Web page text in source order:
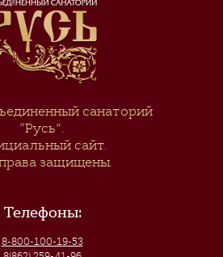
санаторий
“Русь”.
сайт.
защищены.
Телефоны:
8-800-100-19-53